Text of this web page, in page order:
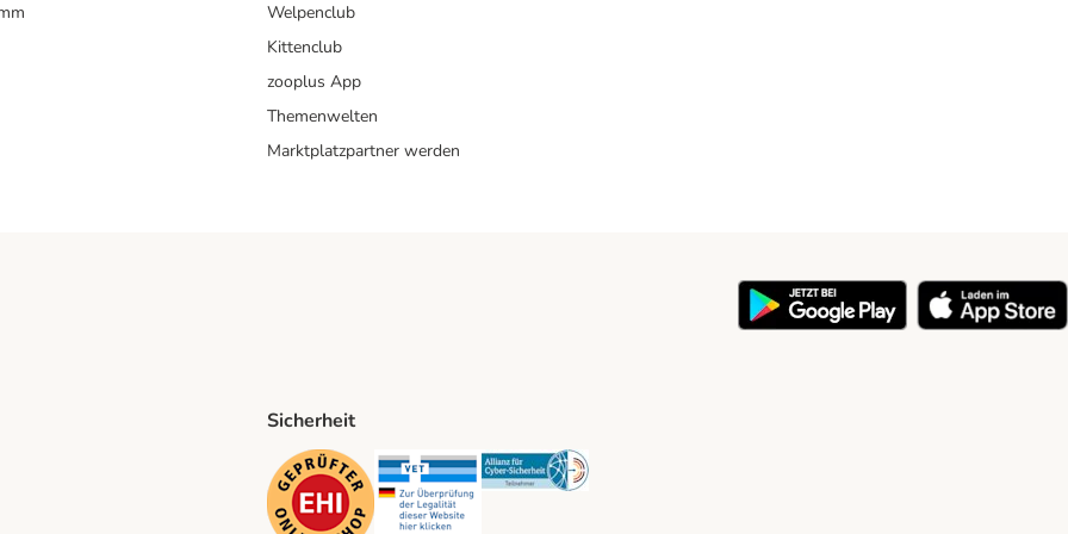
Welpenclub
Kittenclub
zooplus App
Themenwelten
Marktplatzpartner werden
Method
Sicherheit
Security Security Security